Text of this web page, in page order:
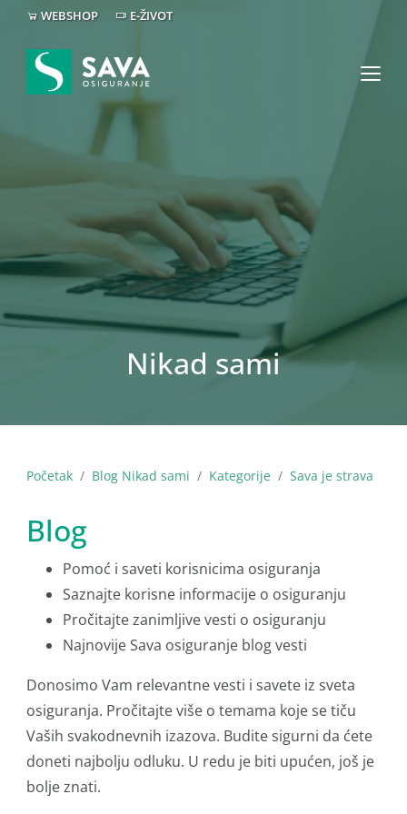
WEBSHOP E-ŽIVOT
Nikad sami
Početak Blog Nikad sami Kategorije Sava je strava
Blog
Pomoć i saveti korisnicima osiguranja
Saznajte korisne informacije o osiguranju
Pročitajte zanimljive vesti o osiguranju
Najnovije Sava osiguranje blog vesti
Donosimo Vam relevantne vesti i savete iz sveta
osiguranja. Pročitajte više o temama koje se tiču
Vaših svakodnevnih izazova. Budite sigurni da ćete
doneti najbolju odluku. U redu je biti upućen, još je
bolje znati.